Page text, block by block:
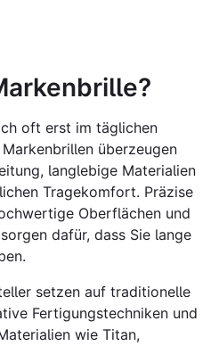
oft erst im täglichen
überzeugen
langlebige Materialien
Tragekomfort. Präzise
Oberflächen und
dafür, dass Sie lange
setzen auf traditionelle
Fertigungstechniken und
wie Titan,